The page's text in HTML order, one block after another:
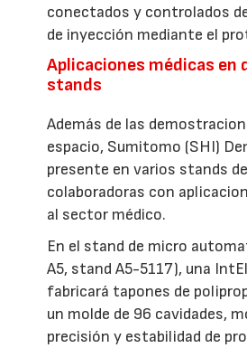
conectados y controlados
de inyección mediante el
Aplicaciones médicas
stands
Además de las
espacio, Sumitomo (SHI)
presente en varios stands
colaboradoras con
al sector médico.
En el stand de micro
A5, stand A5-5117), una
fabricará tapones de
un molde de 96 cavidades,
precisión y estabilidad de